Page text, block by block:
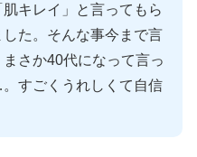
キレイ」と言ってもら
した。そんな事今まで言
さか40代になって言っ
すごくうれしくて自信